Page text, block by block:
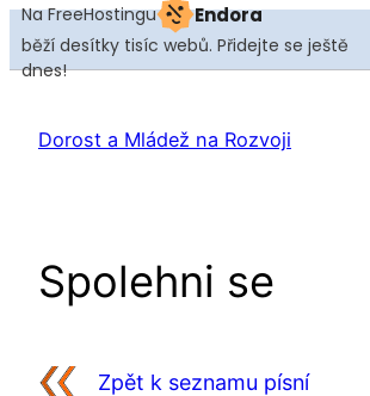
Na FreeHostingu Endora
běží desítky tisíc webů. Přidejte se ještě
dnes!
obsah
Dorost a Mládež na Rozvoji
Spolehni se
Zpět k seznamu písní